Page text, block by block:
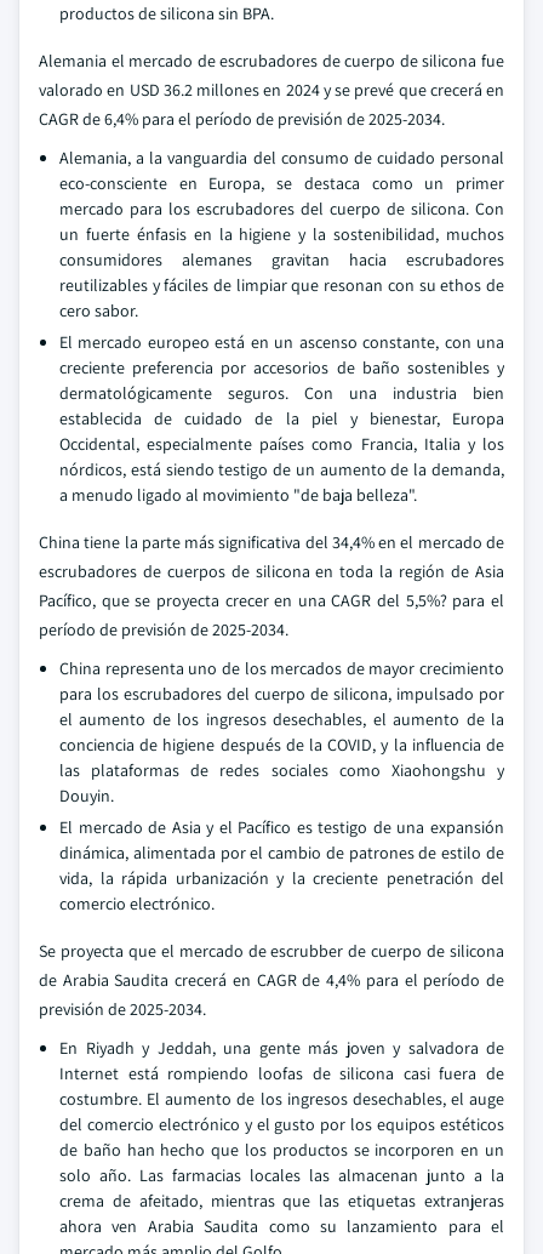
productos de silicona sin BPA.
Alemania el mercado de escrubadores de cuerpo de silicona fue
valorado en USD 36.2 millones en 2024 y se prevé que crecerá en
CAGR de 6,4% para el período de previsión de 2025-2034.
Alemania, a la vanguardia del consumo de cuidado personal
eco-consciente en Europa, se destaca como un primer
mercado para los escrubadores del cuerpo de silicona. Con
un fuerte énfasis en la higiene y la sostenibilidad, muchos
consumidores alemanes gravitan hacia escrubadores
reutilizables y fáciles de limpiar que resonan con su ethos de
cero sabor.
El mercado europeo está en un ascenso constante, con una
creciente preferencia por accesorios de baño sostenibles y
dermatológicamente seguros. Con una industria bien
establecida de cuidado de la piel y bienestar, Europa
Occidental, especialmente países como Francia, Italia y los
nórdicos, está siendo testigo de un aumento de la demanda,
a menudo ligado al movimiento "de baja belleza".
China tiene la parte más significativa del 34,4% en el mercado de
escrubadores de cuerpos de silicona en toda la región de Asia
Pacífico, que se proyecta crecer en una CAGR del 5,5%? para el
período de previsión de 2025-2034.
China representa uno de los mercados de mayor crecimiento
para los escrubadores del cuerpo de silicona, impulsado por
el aumento de los ingresos desechables, el aumento de la
conciencia de higiene después de la COVID, y la influencia de
las plataformas de redes sociales como Xiaohongshu y
Douyin.
El mercado de Asia y el Pacífico es testigo de una expansión
dinámica, alimentada por el cambio de patrones de estilo de
vida, la rápida urbanización y la creciente penetración del
comercio electrónico.
Se proyecta que el mercado de escrubber de cuerpo de silicona
de Arabia Saudita crecerá en CAGR de 4,4% para el período de
previsión de 2025-2034.
En Riyadh y Jeddah, una gente más joven y salvadora de
Internet está rompiendo loofas de silicona casi fuera de
costumbre. El aumento de los ingresos desechables, el auge
del comercio electrónico y el gusto por los equipos estéticos
de baño han hecho que los productos se incorporen en un
solo año. Las farmacias locales las almacenan junto a la
crema de afeitado, mientras que las etiquetas extranjeras
ahora ven Arabia Saudita como su lanzamiento para el